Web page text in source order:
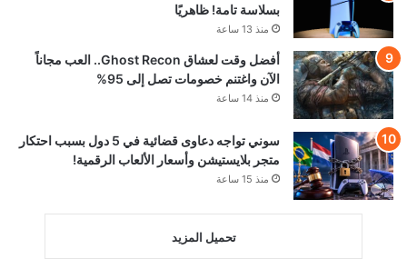
بسلاسة تامة! ظاهريًا
منذ 13 ساعة
أفضل وقت لعشاق Ghost Recon.. العب مجاناً
الآن واغتنم خصومات تصل إلى 95%
منذ 14 ساعة
سوني تواجه دعاوى قضائية في 5 دول بسبب احتكار
متجر بلايستيشن وأسعار الألعاب الرقمية!
منذ 15 ساعة
تحميل المزيد